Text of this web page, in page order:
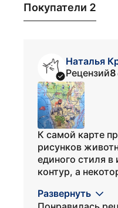
Покупатели 2
Наталья
Рецензий8
К самой карте
рисунков
единого стиля
контур, а
Развернуть